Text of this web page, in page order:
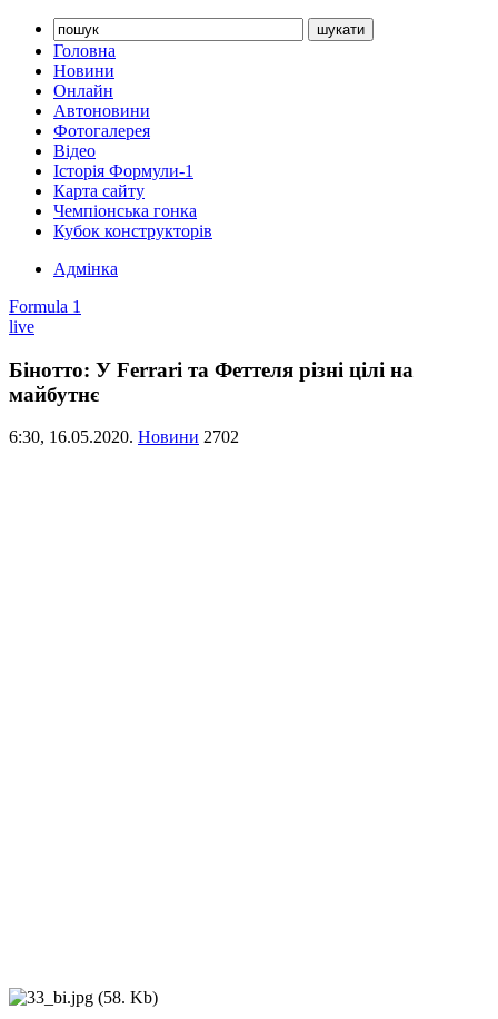
Головна
Новини
Онлайн
Автоновини
Фотогалерея
Відео
Історія Формули-1
Карта сайту
Чемпіонська гонка
Кубок конструкторів
Адмінка
Formula 1
live
Бінотто: У Ferrari та Феттеля різні цілі на
майбутнє
6:30, 16.05.2020. Новини 2702